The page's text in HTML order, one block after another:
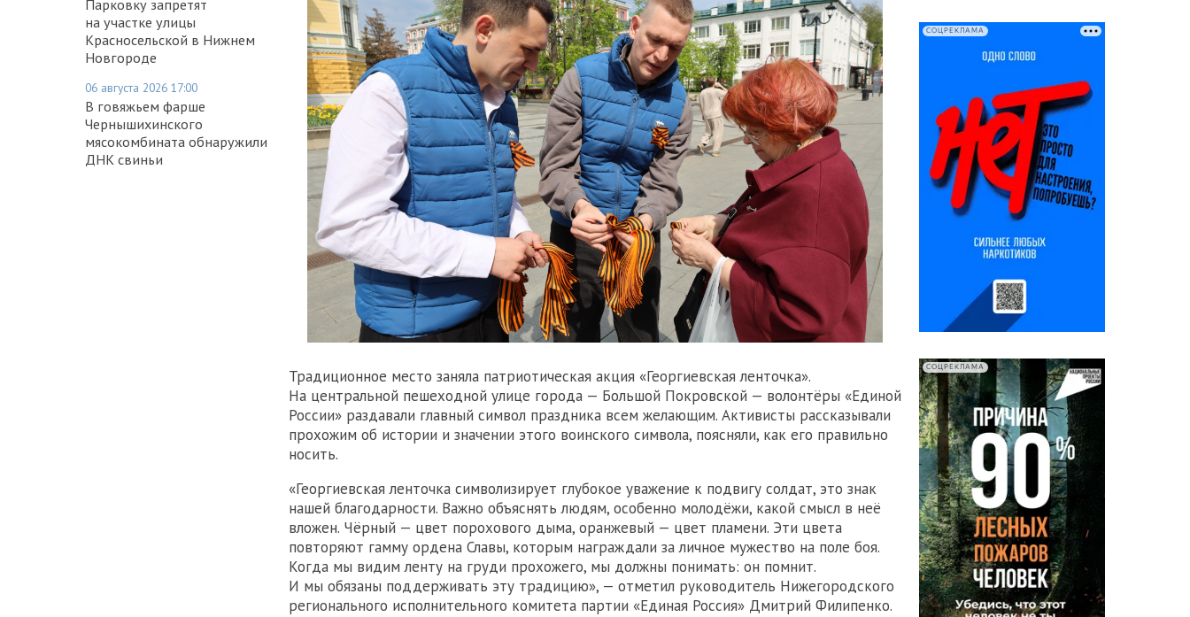
Парковку запретят
на участке улицы
Красносельской в Нижнем
Новгороде
06 августа 2026 17:00
В говяжьем фарше
Чернышихинского
мясокомбината обнаружили
ДНК свиньи
Традиционное место заняла патриотическая акция «Георгиевская ленточка».
На центральной пешеходной улице города — Большой Покровской — волонтёры «Единой
России» раздавали главный символ праздника всем желающим. Активисты рассказывали
прохожим об истории и значении этого воинского символа, поясняли, как его правильно
носить.
«Георгиевская ленточка символизирует глубокое уважение к подвигу солдат, это знак
нашей благодарности. Важно объяснять людям, особенно молодёжи, какой смысл в неё
вложен. Чёрный — цвет порохового дыма, оранжевый — цвет пламени. Эти цвета
повторяют гамму ордена Славы, которым награждали за личное мужество на поле боя.
Когда мы видим ленту на груди прохожего, мы должны понимать: он помнит.
И мы обязаны поддерживать эту традицию», — отметил руководитель Нижегородского
регионального исполнительного комитета партии «Единая Россия» Дмитрий Филипенко.
СОЦРЕКЛАМА
СОЦРЕКЛАМА